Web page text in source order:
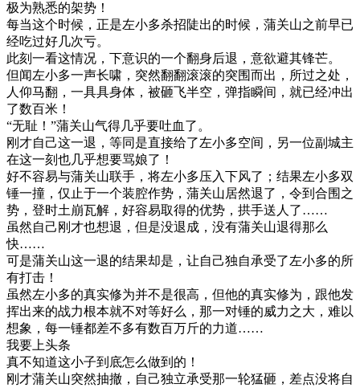
极为熟悉的架势！
每当这个时候，正是左小多杀招陡出的时候，蒲关山之前早已
经吃过好几次亏。
此刻一看这情况，下意识的一个翻身后退，意欲避其锋芒。
但闻左小多一声长啸，突然翻翻滚滚的突围而出，所过之处，
人仰马翻，一具具身体，被砸飞半空，弹指瞬间，就已经冲出
了数百米！
“无耻！”蒲关山气得几乎要吐血了。
刚才自己这一退，等同是直接给了左小多空间，另一位副城主
在这一刻也几乎想要骂娘了！
好不容易与蒲关山联手，将左小多压入下风了；结果左小多双
锤一撞，仅止于一个装腔作势，蒲关山居然退了，令到合围之
势，登时土崩瓦解，好容易取得的优势，拱手送人了……
虽然自己刚才也想退，但是没退成，没有蒲关山退得那么
快……
可是蒲关山这一退的结果却是，让自己独自承受了左小多的所
有打击！
虽然左小多的真实修为并不是很高，但他的真实修为，跟他发
挥出来的战力根本就不对等好么，那一对锤的威力之大，难以
想象，每一锤都差不多有数百万斤的力道……
我要上头条
真不知道这小子到底怎么做到的！
刚才蒲关山突然抽撤，自己独立承受那一轮猛砸，差点没将自